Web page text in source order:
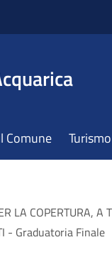
Comune Turismo
LA COPERTURA,
- Graduatoria Finale